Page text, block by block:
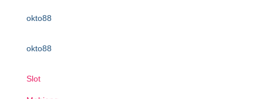
okto88
okto88
Slot